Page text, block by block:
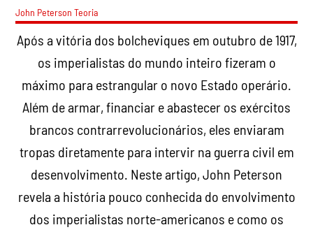
John Peterson Teoria
Após a vitória dos bolcheviques em outubro de 1917,
os imperialistas do mundo inteiro fizeram o
máximo para estrangular o novo Estado operário.
Além de armar, financiar e abastecer os exércitos
brancos contrarrevolucionários, eles enviaram
tropas diretamente para intervir na guerra civil em
desenvolvimento. Neste artigo, John Peterson
revela a história pouco conhecida do envolvimento
dos imperialistas norte-americanos e como os